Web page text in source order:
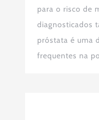
para o risco de
diagnosticados
próstata é uma
frequentes na